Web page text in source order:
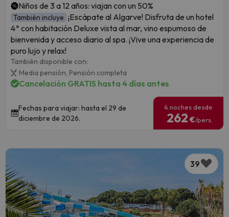
Niños de 3 a 12 años: viajan con un 50%
También incluye ¡Escápate al Algarve! Disfruta de un hotel
4* con habitación Deluxe vista al mar, vino espumoso de
bienvenida y acceso diario al spa. ¡Vive una experiencia de
puro lujo y relax!
También disponible con:
Media pensión, Pensión completa
Cancelación GRATIS hasta 4 días antes
Fechas para viajar: hasta el 29 de
diciembre de 2026.
4 noches desde
262 €/pers.
39